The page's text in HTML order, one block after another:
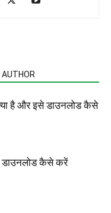
AUTHOR
है और इसे डाउनलोड कैसे
कैसे करें